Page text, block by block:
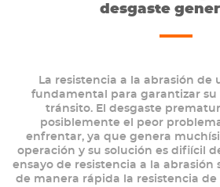
desgaste
La resistencia a la abrasión de
fundamental para garantizar su
tránsito. El desgaste
posiblemente el peor
enfrentar, ya que genera
operación y su solución es difiícil
ensayo de resistencia a la
de manera rápida la resistencia